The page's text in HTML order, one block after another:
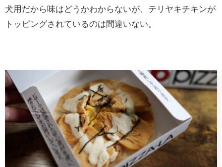
犬用だから味はどうかわからないが、テリヤキチキンが
トッピングされているのは間違いない。